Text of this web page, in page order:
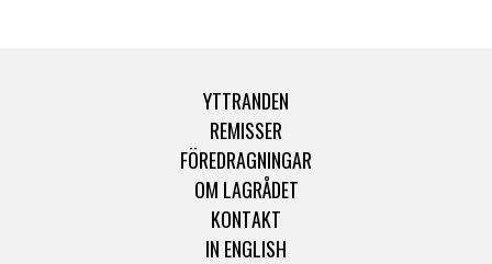
YTTRANDEN
REMISSER
FÖREDRAGNINGAR
OM LAGRÅDET
KONTAKT
IN ENGLISH